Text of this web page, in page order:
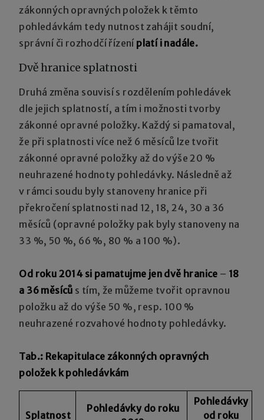
zákonných opravných položek k těmto
pohledávkám tedy nutnost zahájit soudní,
správní či rozhodčí řízení platí i nadále.
Dvě hranice splatnosti
Druhá změna souvisí s rozdělením pohledávek
dle jejich splatností, a tím i možnosti tvorby
zákonné opravné položky. Každý si pamatoval,
že při splatnosti více než 6 měsíců lze tvořit
zákonné opravné položky až do výše 20 %
neuhrazené hodnoty pohledávky. Následně až
v rámci soudu byly stanoveny hranice při
překročení splatnosti nad 12, 18, 24, 30 a 36
měsíců (opravné položky pak byly stanoveny na
33 %, 50 %, 66 %, 80 % a 100 %).
Od roku 2014 si pamatujme jen dvě hranice – 18
a 36 měsíců s tím, že můžeme tvořit opravnou
položku až do výše 50 %, resp. 100 %
neuhrazené rozvahové hodnoty pohledávky.
Tab.: Rekapitulace zákonných opravných
položek k pohledávkám
Splatnost
Pohledávky do roku
Pohledávky
od roku